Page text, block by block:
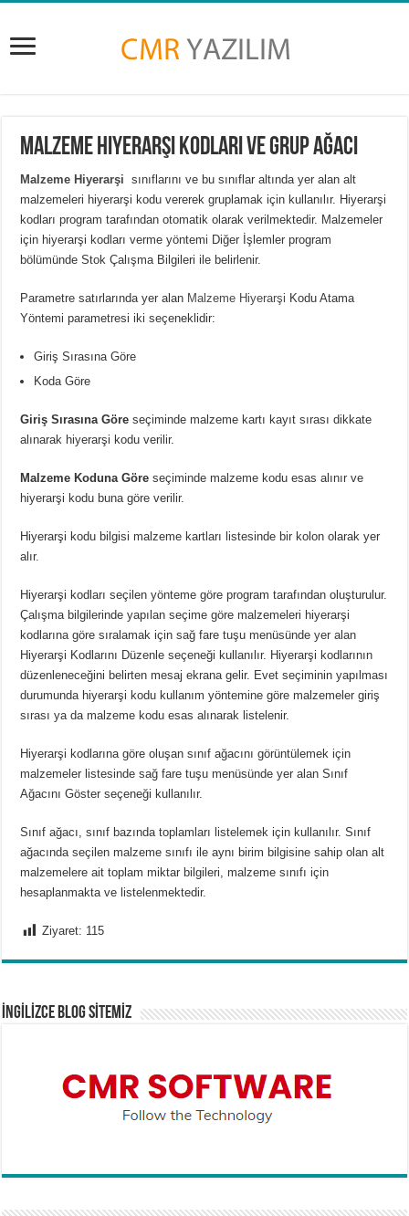
Malzeme Hiyerarşi Kodları ve Grup Ağacı
Malzeme Hiyerarşi sınıflarını ve bu sınıflar altında yer alan alt
malzemeleri hiyerarşi kodu vererek gruplamak için kullanılır. Hiyerarşi
kodları program tarafından otomatik olarak verilmektedir. Malzemeler
için hiyerarşi kodları verme yöntemi Diğer İşlemler program
bölümünde Stok Çalışma Bilgileri ile belirlenir.
Parametre satırlarında yer alan Malzeme Hiyerarşi Kodu Atama
Yöntemi parametresi iki seçeneklidir:
Giriş Sırasına Göre
Koda Göre
Giriş Sırasına Göre seçiminde malzeme kartı kayıt sırası dikkate
alınarak hiyerarşi kodu verilir.
Malzeme Koduna Göre seçiminde malzeme kodu esas alınır ve
hiyerarşi kodu buna göre verilir.
Hiyerarşi kodu bilgisi malzeme kartları listesinde bir kolon olarak yer
alır.
Hiyerarşi kodları seçilen yönteme göre program tarafından oluşturulur.
Çalışma bilgilerinde yapılan seçime göre malzemeleri hiyerarşi
kodlarına göre sıralamak için sağ fare tuşu menüsünde yer alan
Hiyerarşi Kodlarını Düzenle seçeneği kullanılır. Hiyerarşi kodlarının
düzenleneceğini belirten mesaj ekrana gelir. Evet seçiminin yapılması
durumunda hiyerarşi kodu kullanım yöntemine göre malzemeler giriş
sırası ya da malzeme kodu esas alınarak listelenir.
Hiyerarşi kodlarına göre oluşan sınıf ağacını görüntülemek için
malzemeler listesinde sağ fare tuşu menüsünde yer alan Sınıf
Ağacını Göster seçeneği kullanılır.
Sınıf ağacı, sınıf bazında toplamları listelemek için kullanılır. Sınıf
ağacında seçilen malzeme sınıfı ile aynı birim bilgisine sahip olan alt
malzemelere ait toplam miktar bilgileri, malzeme sınıfı için
hesaplanmakta ve listelenmektedir.
Ziyaret: 115
İNGİLİZCE BLOG SİTEMİZ